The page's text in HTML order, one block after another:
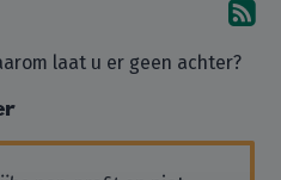
laat u er geen achter?